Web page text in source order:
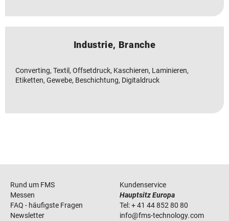
Industrie, Branche
Converting, Textil, Offsetdruck, Kaschieren, Laminieren,
Etiketten, Gewebe, Beschichtung, Digitaldruck
Rund um FMS
Messen
FAQ - häufigste Fragen
Newsletter
Kundenservice
Hauptsitz Europa
Tel:+ 41 44 852 80 80
info@fms-technology.com